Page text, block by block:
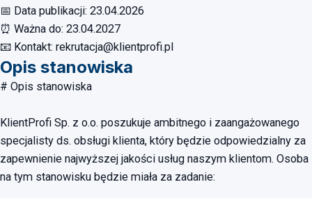
📅 Data publikacji: 23.04.2026
⏰ Ważna do: 23.04.2027
📧 Kontakt: rekrutacja@klientprofi.pl
Opis stanowiska
# Opis stanowiska
KlientProfi Sp. z o.o. poszukuje ambitnego i zaangażowanego
specjalisty ds. obsługi klienta, który będzie odpowiedzialny za
zapewnienie najwyższej jakości usług naszym klientom. Osoba
na tym stanowisku będzie miała za zadanie: